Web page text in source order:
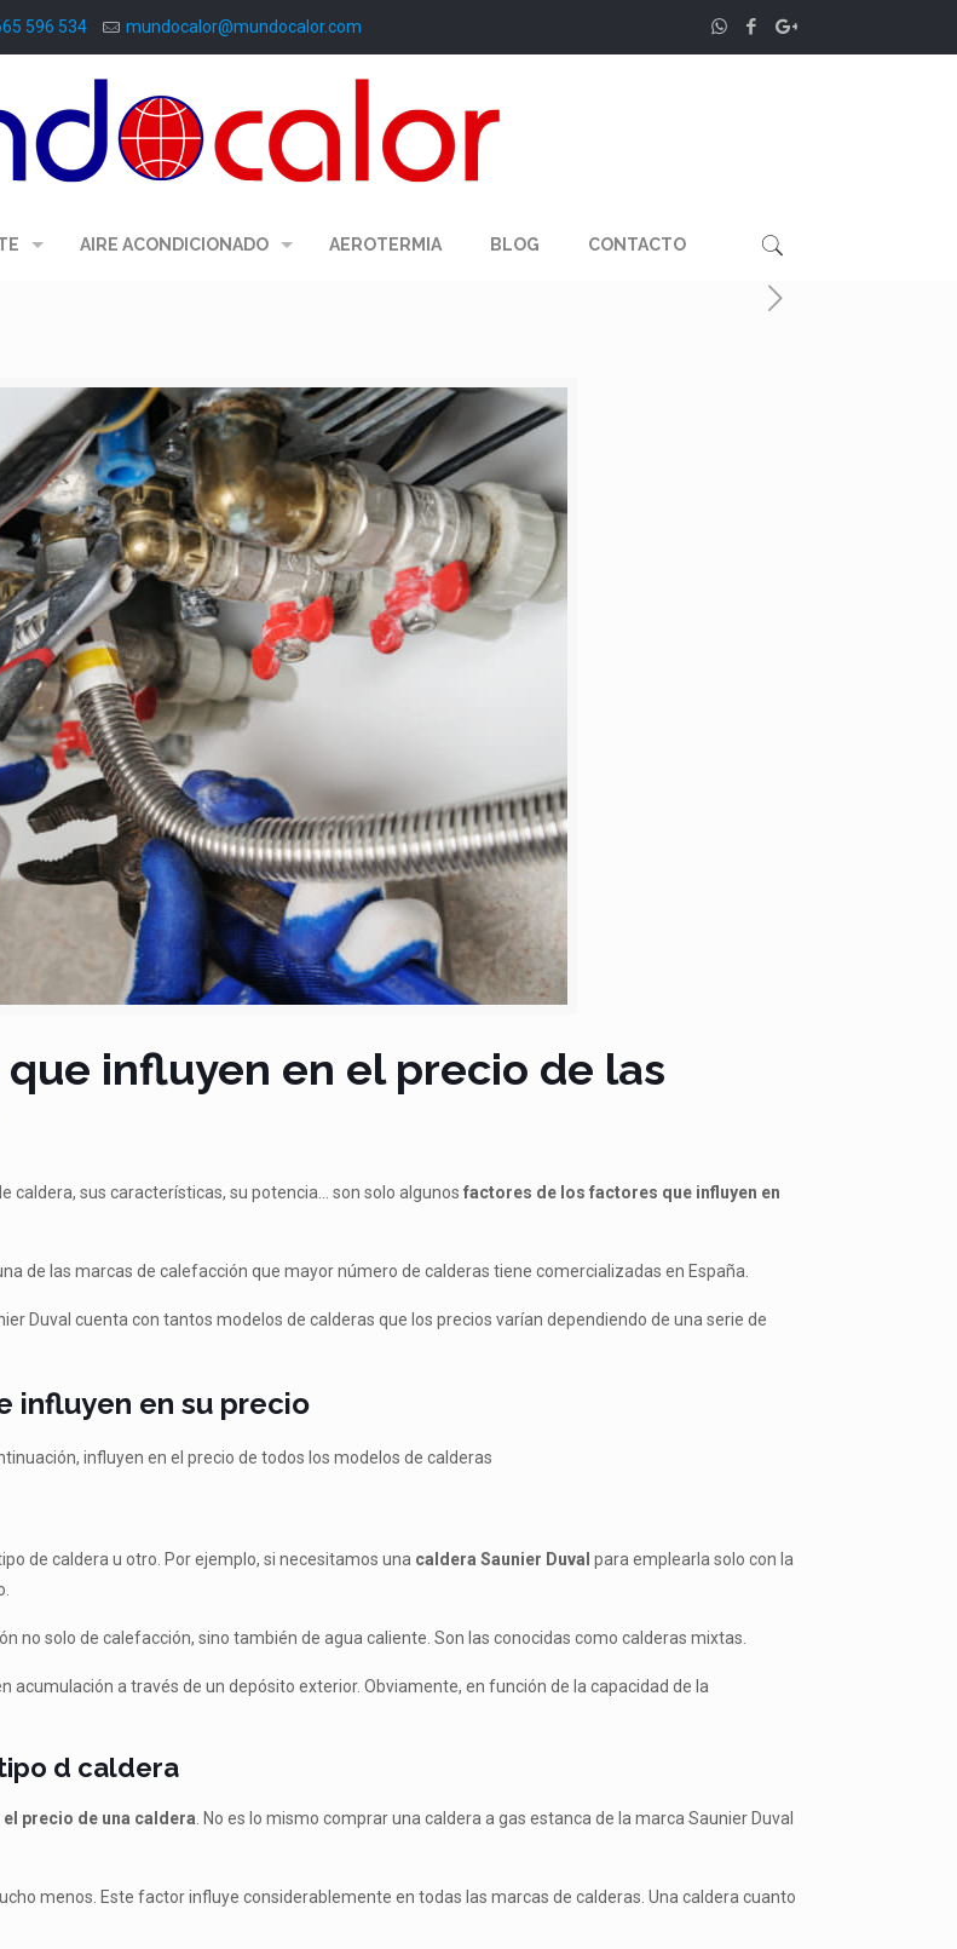
596 534 mundocalor@mundocalor.com
AIRE ACONDICIONADO AEROTERMIA BLOG CONTACTO
influyen en el precio de las
caldera, sus características, su potencia… son solo algunosfactores de los factores que influyen en
de las marcas de calefacción que mayor número de calderas tiene comercializadas en España.
Duval cuenta con tantos modelos de calderas que los precios varían dependiendo de una serie de
influyen en su precio
influyen en el precio de todos los modelos de calderas
de caldera u otro. Por ejemplo, si necesitamos una caldera Saunier Duval para emplearla solo con la
no solo de calefacción, sino también de agua caliente. Son las conocidas como calderas mixtas.
acumulación a través de un depósito exterior. Obviamente, en función de la capacidad de la
d caldera
precio de una caldera . No es lo mismo comprar una caldera a gas estanca de la marca Saunier Duval
menos. Este factor influye considerablemente en todas las marcas de calderas. Una caldera cuanto